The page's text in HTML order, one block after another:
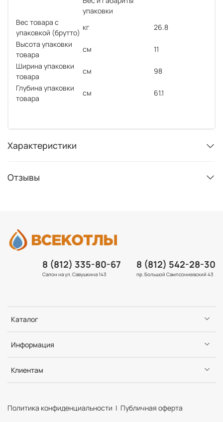
упаковки
Вес товара с
упаковкой (брутто)
кг
26.8
Высота упаковки
товара
см
11
Ширина упаковки
товара
см
98
Глубина упаковки
товара
см 61.1
Характеристики
Отзывы
Каталог
Информация
Клиентам
8 (812) 335-80-67
Салон на ул. Савушкина 143
8 (812) 542-28-30
пр. Большой Сампсониевский 43
Политика конфиденциальности | Публичная оферта